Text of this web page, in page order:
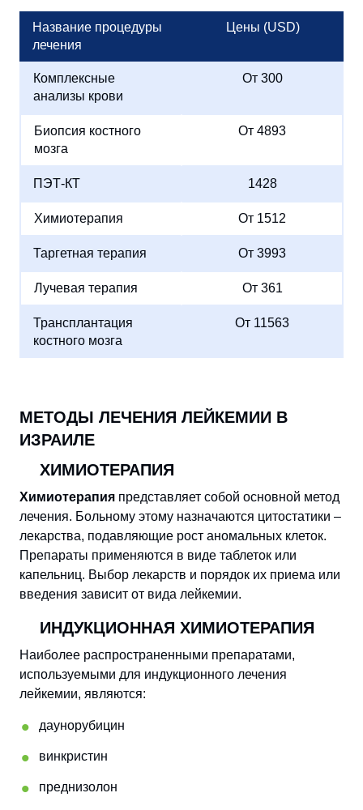
Название процедуры
лечения
Цены (USD)
Комплексные
анализы крови
От 300
Биопсия костного
мозга
От 4893
ПЭТ-КТ 1428
Химиотерапия От 1512
Таргетная терапия От 3993
Лучевая терапия От 361
Трансплантация
костного мозга
От 11563
МЕТОДЫ ЛЕЧЕНИЯ ЛЕЙКЕМИИ В
ИЗРАИЛЕ
ХИМИОТЕРАПИЯ
Химиотерапия представляет собой основной метод
лечения. Больному этому назначаются цитостатики –
лекарства, подавляющие рост аномальных клеток.
Препараты применяются в виде таблеток или
капельниц. Выбор лекарств и порядок их приема или
введения зависит от вида лейкемии.
ИНДУКЦИОННАЯ ХИМИОТЕРАПИЯ
Наиболее распространенными препаратами,
используемыми для индукционного лечения
лейкемии, являются:
даунорубицин
винкристин
преднизолон